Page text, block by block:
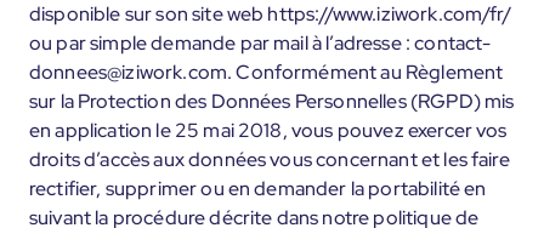
disponible sur son site web https://www.iziwork.com/fr/
ou par simple demande par mail à l’adresse : contact-
donnees@iziwork.com. Conformément au Règlement
sur la Protection des Données Personnelles (RGPD) mis
en application le 25 mai 2018, vous pouvez exercer vos
droits d’accès aux données vous concernant et les faire
rectifier, supprimer ou en demander la portabilité en
suivant la procédure décrite dans notre politique de